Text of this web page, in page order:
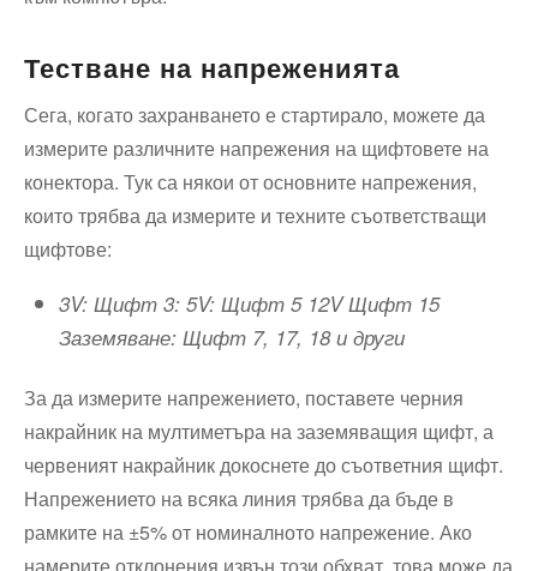
Тестване на напреженията
Сега, когато захранването е стартирало, можете да
измерите различните напрежения на щифтовете на
конектора. Тук са някои от основните напрежения,
които трябва да измерите и техните съответстващи
щифтове:
3V: Щифт 3: 5V: Щифт 5 12V Щифт 15
Заземяване: Щифт 7, 17, 18 и други
За да измерите напрежението, поставете черния
накрайник на мултиметъра на заземяващия щифт, а
червеният накрайник докоснете до съответния щифт.
Напрежението на всяка линия трябва да бъде в
рамките на ±5% от номиналното напрежение. Ако
намерите отклонения извън този обхват, това може да